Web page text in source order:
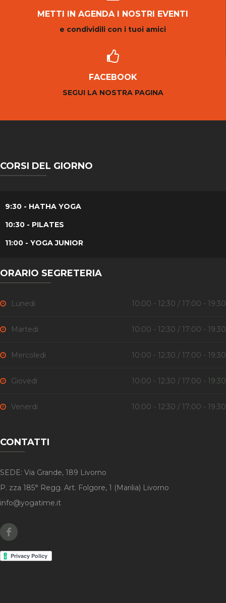
METTI IN AGENDA I NOSTRI EVENTI
e condividili con i tuoi amici
FACEBOOK
SEGUI LA NOSTRA PAGINA
CORSI DEL GIORNO
9:30 - HATHA YOGA
10:30 - PILATES
11:00 - YOGA JUNIOR
ORARIO SEGRETERIA
Lunedi 10:00 - 12:30 / 17:00 - 19:30
Martedi 10:00 - 12:30 / 17:00 - 19:30
Mercoledi 10:00 - 12:30 / 17:00 - 19:30
Giovedi 10:00 - 12:30 / 17:00 - 19:30
Venerdi 10:00 - 12:30 / 17:00 - 19:30
CONTATTI
SEDE: Via Grande, 189 Livorno
P. zza 185° Regg. Art. Folgore, 1 (Marilia) Livorno
info@yogatime.it